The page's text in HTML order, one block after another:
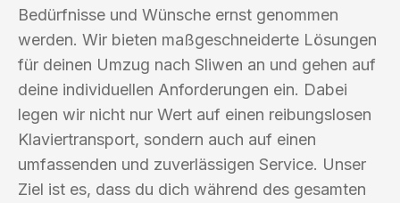
Bedürfnisse und Wünsche ernst genommen
werden. Wir bieten maßgeschneiderte Lösungen
für deinen Umzug nach Sliwen an und gehen auf
deine individuellen Anforderungen ein. Dabei
legen wir nicht nur Wert auf einen reibungslosen
Klaviertransport, sondern auch auf einen
umfassenden und zuverlässigen Service. Unser
Ziel ist es, dass du dich während des gesamten